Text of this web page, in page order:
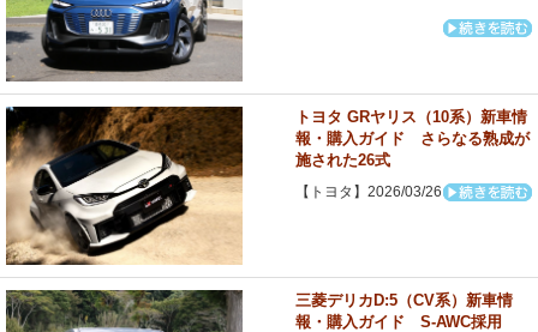
トヨタ GRヤリス（10系）新車情
報・購入ガイド さらなる熟成が
施された26式
【トヨタ】2026/03/26
三菱デリカD:5（CV系）新車情
報・購入ガイド S-AWC採用